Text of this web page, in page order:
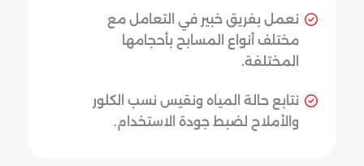
نعمل بفريق خبير في التعامل مع
مختلف أنواع المسابح بأحجامها
المختلفة.
نتابع حالة المياه ونقيس نسب الكلور
والأملاح لضبط جودة الاستخدام.